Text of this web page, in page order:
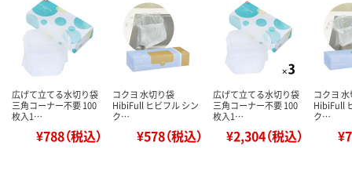
広げて立てる水切り袋
三角コーナー不要 100
枚入1…
¥788（税込）
コクヨ 水切り袋
HibiFull ヒビフル シン
ク…
¥578（税込）
広げて立てる水切り袋
三角コーナー不要 100
枚入1…
¥2,304（税込）
コクヨ
HibiFull
ク…